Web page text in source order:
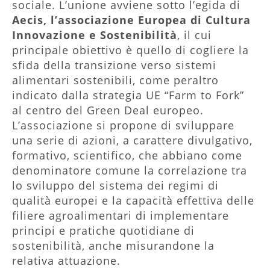
sociale. L’unione avviene sotto l’egida di
Aecis, l’associazione Europea di Cultura
Innovazione e Sostenibilità, il cui
principale obiettivo è quello di cogliere la
sfida della transizione verso sistemi
alimentari sostenibili, come peraltro
indicato dalla strategia UE “Farm to Fork”
al centro del Green Deal europeo.
L’associazione si propone di sviluppare
una serie di azioni, a carattere divulgativo,
formativo, scientifico, che abbiano come
denominatore comune la correlazione tra
lo sviluppo del sistema dei regimi di
qualità europei e la capacità effettiva delle
filiere agroalimentari di implementare
principi e pratiche quotidiane di
sostenibilità, anche misurandone la
relativa attuazione.